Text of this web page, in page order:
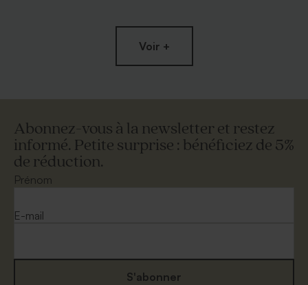
Enveloppe mariage
eucalyptus
Voir +
Abonnez-vous à la newsletter et restez
informé. Petite surprise : bénéficiez de 5%
de réduction.
Prénom
E-mail
S'abonner